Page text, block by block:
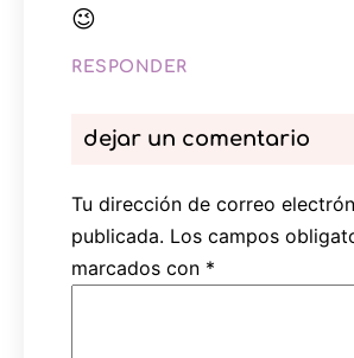
😉
RESPONDER
dejar un comentario
Tu dirección de correo
publicada. Los campos
marcados con *